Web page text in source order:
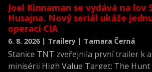
Joel Kinnaman se vydává na lov
Husajna. Nový seriál ukáže
operací CIA
6. 8. 2026 | Trailery | Tamara Černá
Stanice TNT zveřejnila první trailer k
minisérii High Value Target: The Hunt